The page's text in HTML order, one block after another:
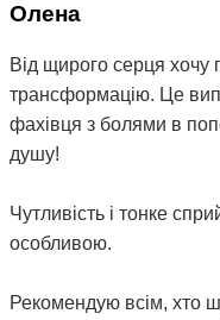
Олена
Від щирого серця хочу
трансформацію. Це
фахівця з болями в
душу!
Чутливість і тонке
особливою.
Рекомендую всім, хто